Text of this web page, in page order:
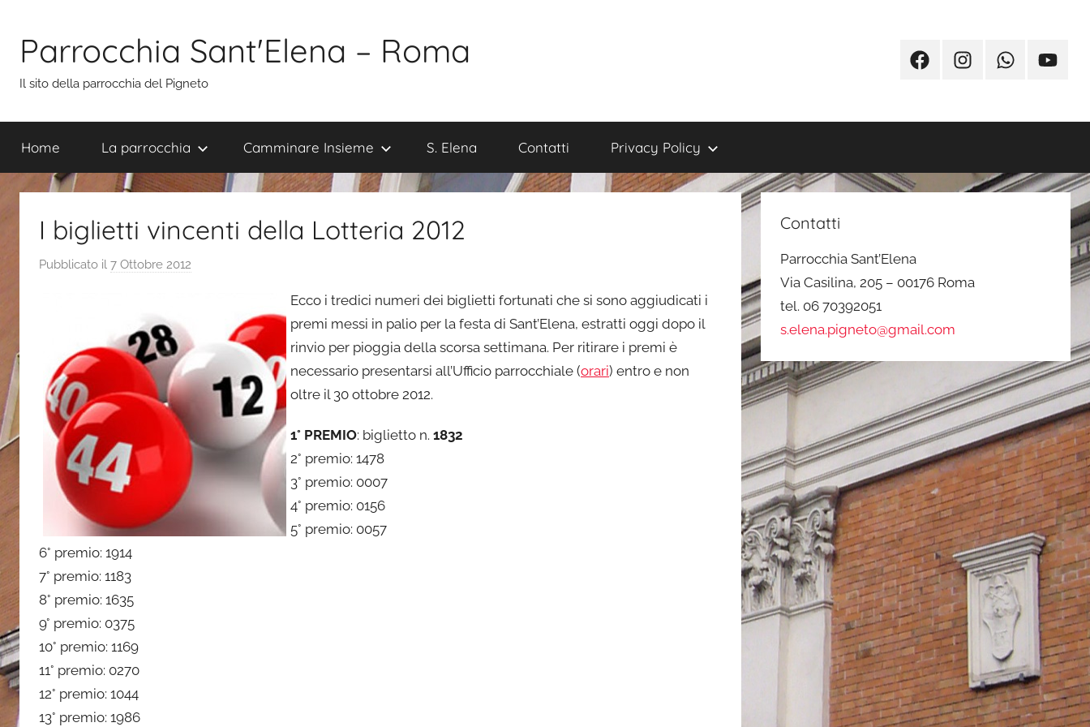
contenuto
Parrocchia Sant'Elena – Roma
Il sito della parrocchia del Pigneto
FacebookInstagramWhatsappYoutube
Home La parrocchia Camminare Insieme S. Elena Contatti Privacy Policy
I biglietti vincenti della Lotteria 2012
Pubblicato il 7 Ottobre 2012
m
o
n
Ecco i tredici numeri dei biglietti fortunati che si sono aggiudicati i
premi messi in palio per la festa di Sant’Elena, estratti oggi dopo il
rinvio per pioggia della scorsa settimana. Per ritirare i premi è
necessario presentarsi all’Ufficio parrocchiale (orari) entro e non
oltre il 30 ottobre 2012.
1° PREMIO: biglietto n. 1832
2° premio: 1478
3° premio: 0007
4° premio: 0156
5° premio: 0057
6° premio: 1914
7° premio: 1183
8° premio: 1635
9° premio: 0375
10° premio: 1169
11° premio: 0270
12° premio: 1044
13° premio: 1986
Contatti
Parrocchia Sant’Elena
Via Casilina, 205 – 00176 Roma
tel. 06 70392051
s.elena.pigneto@gmail.com